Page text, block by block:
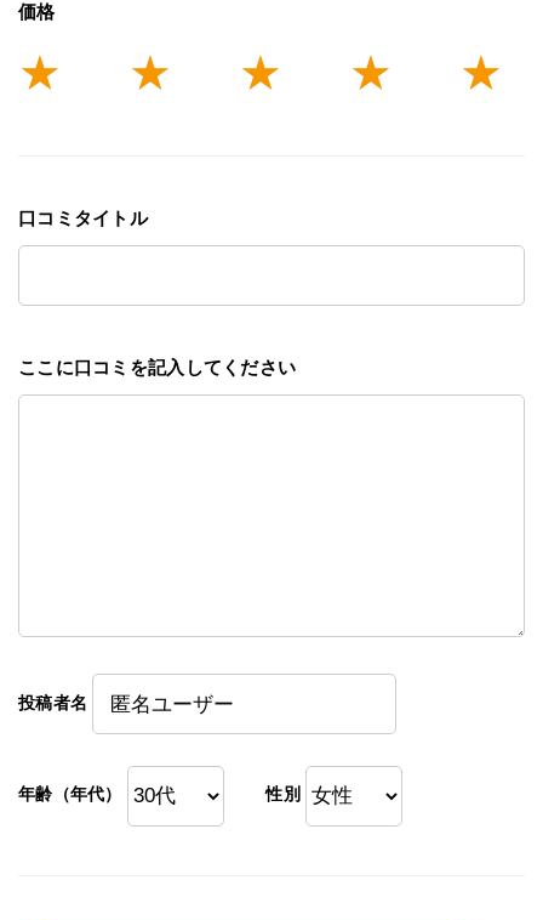
価格
口コミタイトル
ここに口コミを記入してください
投稿者名
年齢（年代） 性別